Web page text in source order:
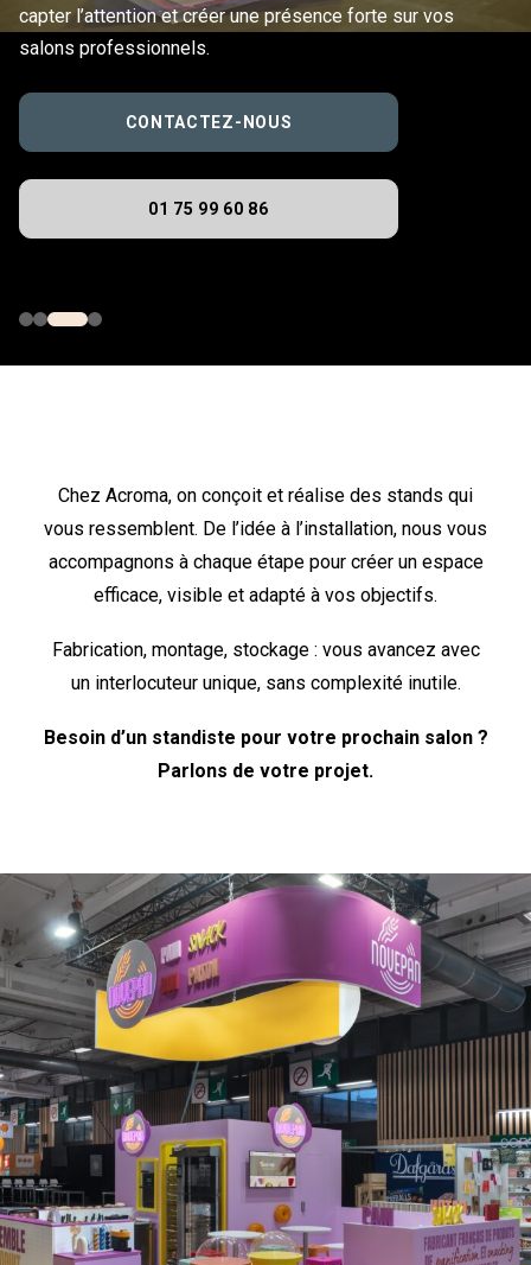
capter l’attention et créer une présence forte sur vos
salons professionnels.
CONTACTEZ-NOUS
01 75 99 60 86
Chez Acroma, on conçoit et réalise des stands qui
vous ressemblent. De l’idée à l’installation, nous vous
accompagnons à chaque étape pour créer un espace
efficace, visible et adapté à vos objectifs.
Fabrication, montage, stockage : vous avancez avec
un interlocuteur unique, sans complexité inutile.
Besoin d’un standiste pour votre prochain salon ?
Parlons de votre projet.